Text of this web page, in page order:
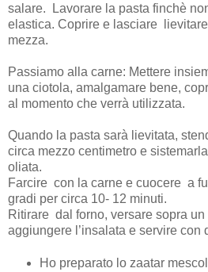
salare. Lavorare la pasta finchè
elastica. Coprire e lasciare
mezza.
Passiamo alla carne: Mettere
una ciotola, amalgamare bene,
al momento che verrà utilizzata.
Quando la pasta sarà lievitata,
circa mezzo centimetro e
oliata.
Farcire con la carne e cuocere a
gradi per circa 10- 12 minuti.
Ritirare dal forno, versare sopra un
aggiungere l’insalata e servire con
Ho preparato lo zaatar